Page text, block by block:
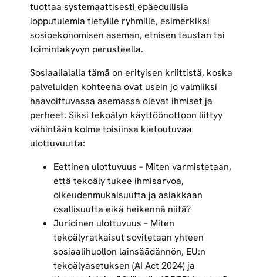
tuottaa systemaattisesti epäedullisia
lopputulemia tietyille ryhmille, esimerkiksi
sosioekonomisen aseman, etnisen taustan tai
toimintakyvyn perusteella.
Sosiaalialalla tämä on erityisen kriittistä, koska
palveluiden kohteena ovat usein jo valmiiksi
haavoittuvassa asemassa olevat ihmiset ja
perheet. Siksi tekoälyn käyttöönottoon liittyy
vähintään kolme toisiinsa kietoutuvaa
ulottuvuutta:
Eettinen ulottuvuus – Miten varmistetaan,
että tekoäly tukee ihmisarvoa,
oikeudenmukaisuutta ja asiakkaan
osallisuutta eikä heikennä niitä?
Juridinen ulottuvuus – Miten
tekoälyratkaisut sovitetaan yhteen
sosiaalihuollon lainsäädännön, EU:n
tekoälyasetuksen (AI Act 2024) ja